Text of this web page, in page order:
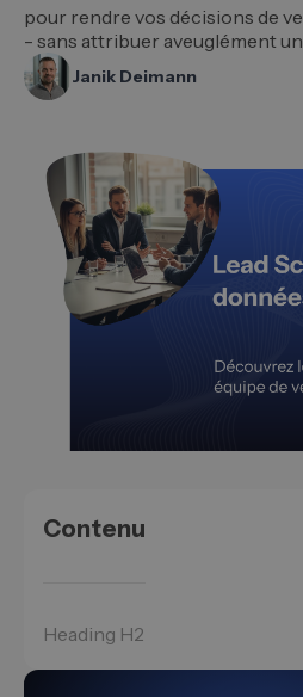
pour rendre vos décisions de
- sans attribuer aveuglément
Janik Deimann
Contenu
Heading H2